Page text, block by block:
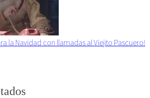
la Navidad con llamadas al Viejito Pascuero!